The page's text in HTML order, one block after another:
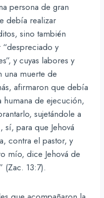
persona de gran
debía realizar
sino también
y
y cuyas labores y
muerte de
afirmaron que debía
de ejecución,
sujetándole a
sí, para que Jehová
contra el pastor, y
mío, dice Jehová de
(Zac. 13:7).